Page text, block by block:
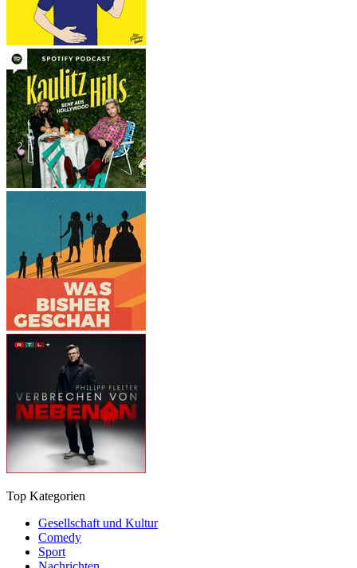
Top Kategorien
Gesellschaft und Kultur
Comedy
Sport